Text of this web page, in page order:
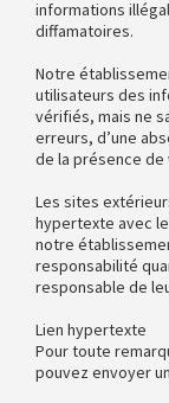
informations
diffamatoires.
Notre
utilisateurs des
vérifiés, mais ne
erreurs, d’une
de la présence de
Les sites
hypertexte avec
notre
responsabilité
responsable de
Lien hypertexte
Pour toute
pouvez envoyer